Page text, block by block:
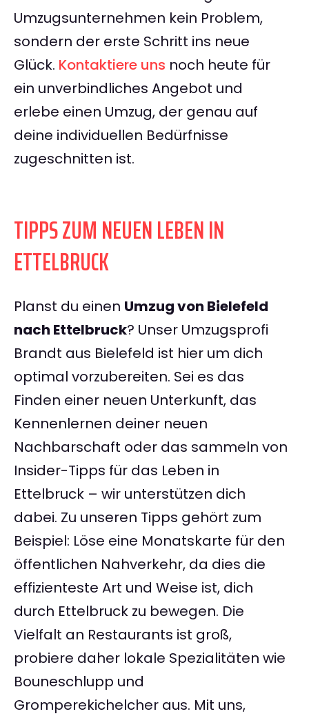
Umzugsunternehmen kein Problem,
sondern der erste Schritt ins neue
Glück. Kontaktiere uns noch heute für
ein unverbindliches Angebot und
erlebe einen Umzug, der genau auf
deine individuellen Bedürfnisse
zugeschnitten ist.
TIPPS ZUM NEUEN LEBEN IN
ETTELBRUCK
Planst du einen Umzug von Bielefeld
nach Ettelbruck? Unser Umzugsprofi
Brandt aus Bielefeld ist hier um dich
optimal vorzubereiten. Sei es das
Finden einer neuen Unterkunft, das
Kennenlernen deiner neuen
Nachbarschaft oder das sammeln von
Insider-Tipps für das Leben in
Ettelbruck – wir unterstützen dich
dabei. Zu unseren Tipps gehört zum
Beispiel: Löse eine Monatskarte für den
öffentlichen Nahverkehr, da dies die
effizienteste Art und Weise ist, dich
durch Ettelbruck zu bewegen. Die
Vielfalt an Restaurants ist groß,
probiere daher lokale Spezialitäten wie
Bouneschlupp und
Gromperekichelcher aus. Mit uns,